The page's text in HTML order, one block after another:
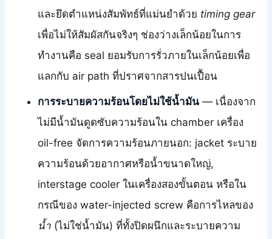
และยึดตำแหน่งสัมพัทธ์ที่แม่นยำด้วย timing gear
เพื่อไม่ให้สัมผัสกันจริงๆ ช่องว่างเล็กน้อยในการ
ทำงานคือ seal ยอมรับการรั่วภายในเล็กน้อยเพื่อ
แลกกับ air path ที่ปราศจากสารปนเปื้อน
การระบายความร้อนโดยไม่ใช้น้ำมัน — เนื่องจาก
ไม่มีน้ำมันดูดซับความร้อนใน chamber เครื่อง
oil-free จัดการความร้อนภายนอก: jacket ระบาย
ความร้อนด้วยอากาศหรือน้ำขนาดใหญ่,
interstage cooler ในเครื่องสองขั้นตอน หรือใน
กรณีของ water-injected screw คือการไหลของ
น้ำ (ไม่ใช่น้ำมัน) ที่ทั้งปิดผนึกและระบายความ